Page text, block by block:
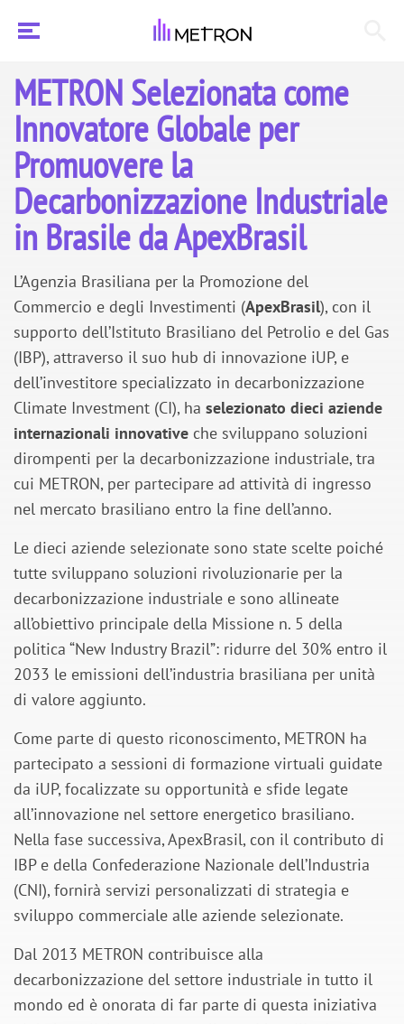
METRON Selezionata come
Innovatore Globale per
Promuovere la
Decarbonizzazione Industriale
in Brasile da ApexBrasil
L’Agenzia Brasiliana per la Promozione del
Commercio e degli Investimenti (ApexBrasil), con il
supporto dell’Istituto Brasiliano del Petrolio e del Gas
(IBP), attraverso il suo hub di innovazione iUP, e
dell’investitore specializzato in decarbonizzazione
Climate Investment (CI), ha selezionato dieci aziende
internazionali innovative che sviluppano soluzioni
dirompenti per la decarbonizzazione industriale, tra
cui METRON, per partecipare ad attività di ingresso
nel mercato brasiliano entro la fine dell’anno.
Le dieci aziende selezionate sono state scelte poiché
tutte sviluppano soluzioni rivoluzionarie per la
decarbonizzazione industriale e sono allineate
all’obiettivo principale della Missione n. 5 della
politica “New Industry Brazil”: ridurre del 30% entro il
2033 le emissioni dell’industria brasiliana per unità
di valore aggiunto.
Come parte di questo riconoscimento, METRON ha
partecipato a sessioni di formazione virtuali guidate
da iUP, focalizzate su opportunità e sfide legate
all’innovazione nel settore energetico brasiliano.
Nella fase successiva, ApexBrasil, con il contributo di
IBP e della Confederazione Nazionale dell’Industria
(CNI), fornirà servizi personalizzati di strategia e
sviluppo commerciale alle aziende selezionate.
Dal 2013 METRON contribuisce alla
decarbonizzazione del settore industriale in tutto il
mondo ed è onorata di far parte di questa iniziativa